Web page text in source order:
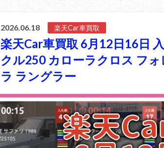
2026.06.18 楽天Car車買取
楽天Car車買取 6月12日16日
クル250 カローラクロス フ
ラ ラングラー